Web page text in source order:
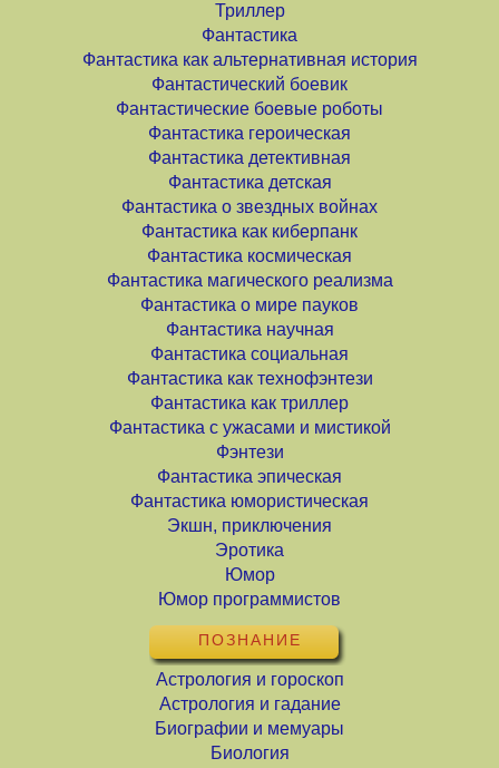
Триллер
Фантастика
Фантастика как альтернативная история
Фантастический боевик
Фантастические боевые роботы
Фантастика героическая
Фантастика детективная
Фантастика детская
Фантастика о звездных войнах
Фантастика как киберпанк
Фантастика космическая
Фантастика магического реализма
Фантастика о мире пауков
Фантастика научная
Фантастика социальная
Фантастика как технофэнтези
Фантастика как триллер
Фантастика с ужасами и мистикой
Фэнтези
Фантастика эпическая
Фантастика юмористическая
Экшн, приключения
Эротика
Юмор
Юмор программистов
ПОЗНАНИЕ
Астрология и гороскоп
Астрология и гадание
Биографии и мемуары
Биология